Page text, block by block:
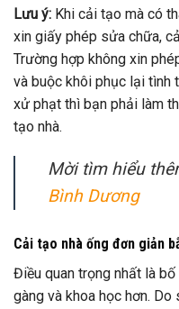
Lưu ý: Khi cải tạo mà có
xin giấy phép sửa chữa,
Trường hợp không xin
và buộc khôi phục lại tình
xử phạt thì bạn phải làm
tạo nhà.
Mời tìm hiểu
Bình Dương
Cải tạo nhà ống đơn giản
Điều quan trọng nhất là
gàng và khoa học hơn.